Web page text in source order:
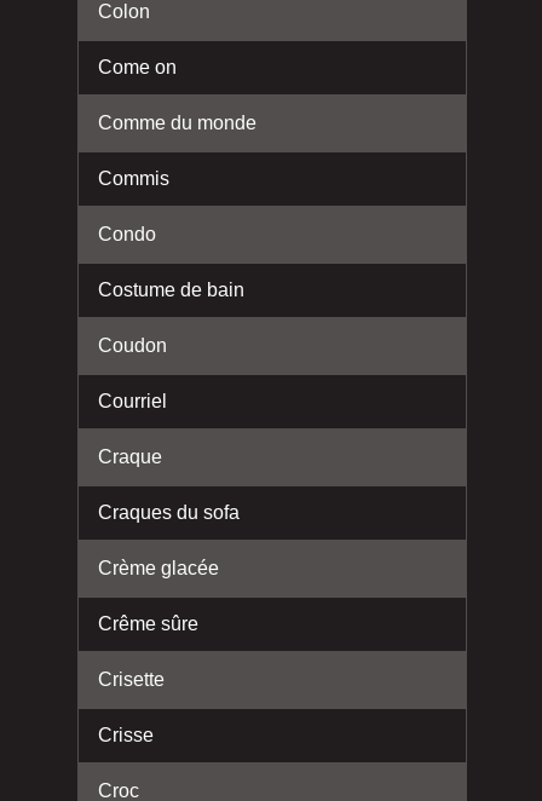
Colon
Come on
Comme du monde
Commis
Condo
Costume de bain
Coudon
Courriel
Craque
Craques du sofa
Crème glacée
Crême sûre
Crisette
Crisse
Croc